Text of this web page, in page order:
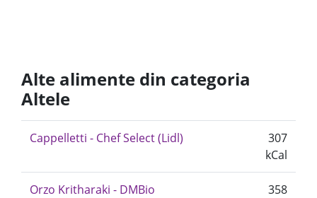
Alte alimente din categoria
Altele
Cappelletti - Chef Select (Lidl)
307
kCal
Orzo Kritharaki - DMBio
358